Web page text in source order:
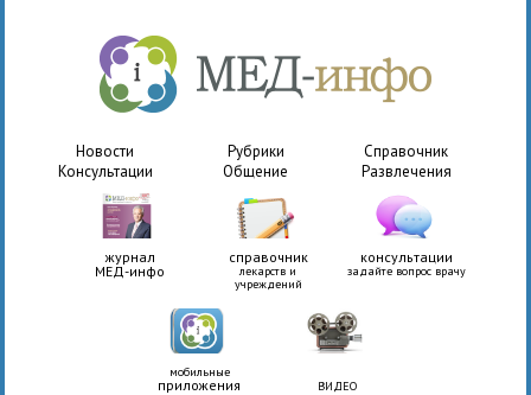
Новости Рубрики
Справочник
Консультации
Общение Развлечения
журнал
МЕД-инфо
справочник
лекарств и
учреждений
консультации
задайте вопрос врачу
мобильные
приложения ВИДЕО